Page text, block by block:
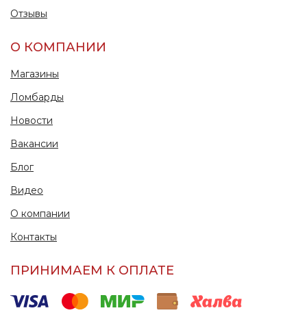
Отзывы
О КОМПАНИИ
Магазины
Ломбарды
Новости
Вакансии
Блог
Видео
О компании
Контакты
ПРИНИМАЕМ К ОПЛАТЕ